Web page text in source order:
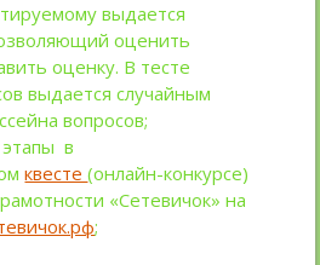
выдается
оценить
оценку. В тесте
выдается случайным
вопросов;
в
квесте(онлайн-конкурсе)
«Сетевичок» на
;